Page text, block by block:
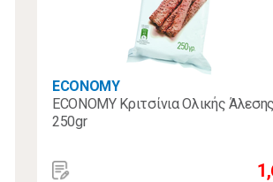
ECONOMY
ECONOMY Κριτσίνια Ολικής Άλεσης
250gr